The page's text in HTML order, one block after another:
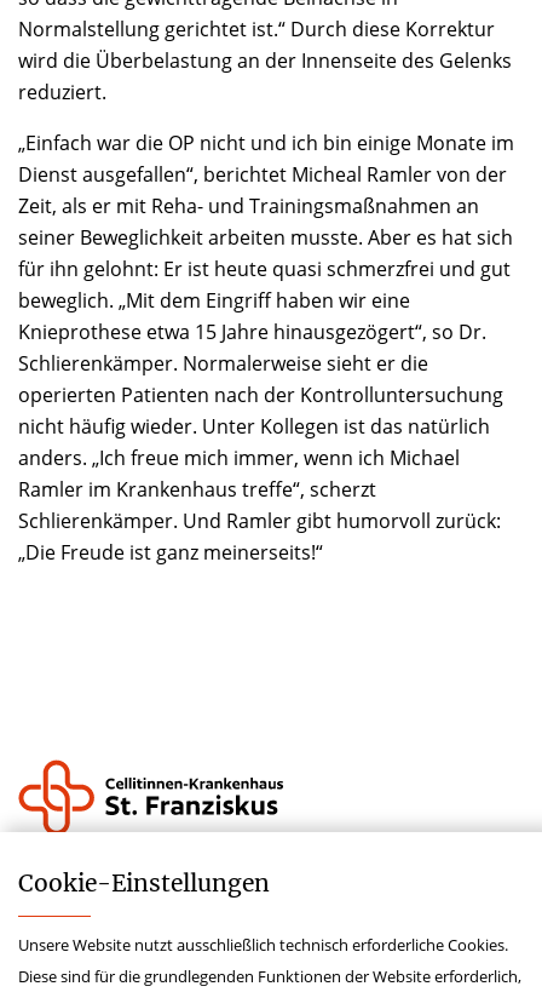
Normalstellung gerichtet ist.“ Durch diese Korrektur
wird die Überbelastung an der Innenseite des Gelenks
reduziert.
„Einfach war die OP nicht und ich bin einige Monate im
Dienst ausgefallen“, berichtet Micheal Ramler von der
Zeit, als er mit Reha- und Trainingsmaßnahmen an
seiner Beweglichkeit arbeiten musste. Aber es hat sich
für ihn gelohnt: Er ist heute quasi schmerzfrei und gut
beweglich. „Mit dem Eingriff haben wir eine
Knieprothese etwa 15 Jahre hinausgezögert“, so Dr.
Schlierenkämper. Normalerweise sieht er die
operierten Patienten nach der Kontrolluntersuchung
nicht häufig wieder. Unter Kollegen ist das natürlich
anders. „Ich freue mich immer, wenn ich Michael
Ramler im Krankenhaus treffe“, scherzt
Schlierenkämper. Und Ramler gibt humorvoll zurück:
„Die Freude ist ganz meinerseits!“
Impressum
Lieferkettensorgfaltspflichtengesetz
Cookie-­Einstellungen
Unsere Website nutzt ausschließlich technisch erforderliche Cookies.
Diese sind für die grundlegenden Funktionen der Website erforderlich,